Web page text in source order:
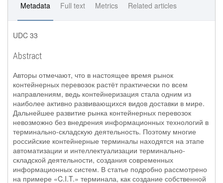
Metadata Full text Metrics Related articles
UDC 33
Abstract
Авторы отмечают, что в настоящее время рынок
контейнерных перевозок растёт практически по всем
направлениям, ведь контейнеризация стала одним из
наиболее активно развивающихся видов доставки в мире.
Дальнейшее развитие рынка контейнерных перевозок
невозможно без внедрения информационных технологий в
терминально-складскую деятельность. Поэтому многие
российские контейнерные терминалы находятся на этапе
автоматизации и интеллектуализации терминально-
складской деятельности, создания современных
информационных систем. В статье подробно рассмотрено
на примере «C.I.T.» терминала, как создание собственной